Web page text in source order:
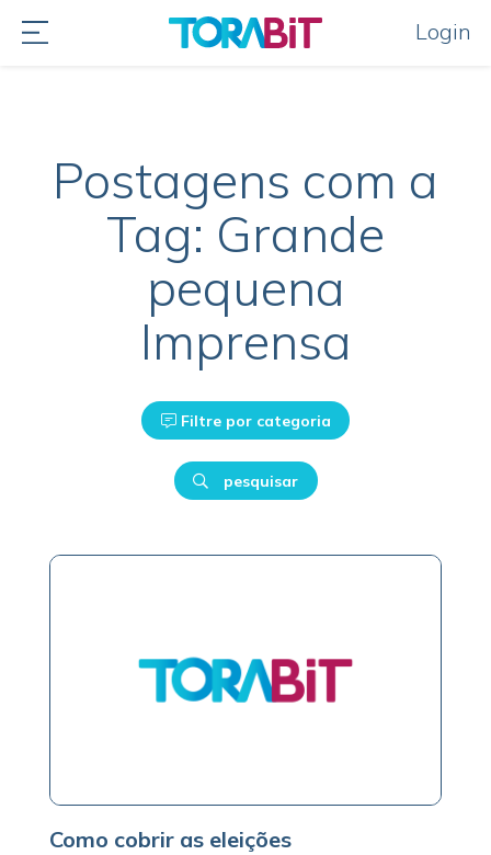
Login
Postagens com a
Tag: Grande
pequena
Imprensa
Filtre por categoria
pesquisar
Como cobrir as eleições